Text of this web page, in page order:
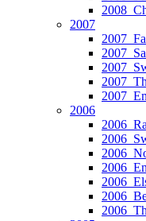
2007
2006